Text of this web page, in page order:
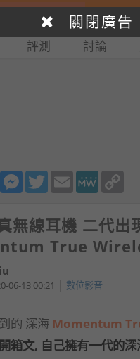
評測 討論
FacebookMessenger
TwitterEmail MeWe
無線耳機 二代出
True
06-13 00:21 | 數位影音
的 深海 Momentum
箱文, 自己擁有一代的
關閉廣告